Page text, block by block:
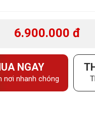
6.900.000 đ
NGAY
nơi nhanh chóng